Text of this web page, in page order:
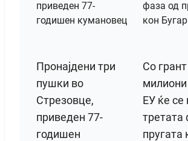
Пронајдени три
пушки во
Стрезовце,
приведен 77-
годишен
Со
ЕУ ќе се
третата
пругата